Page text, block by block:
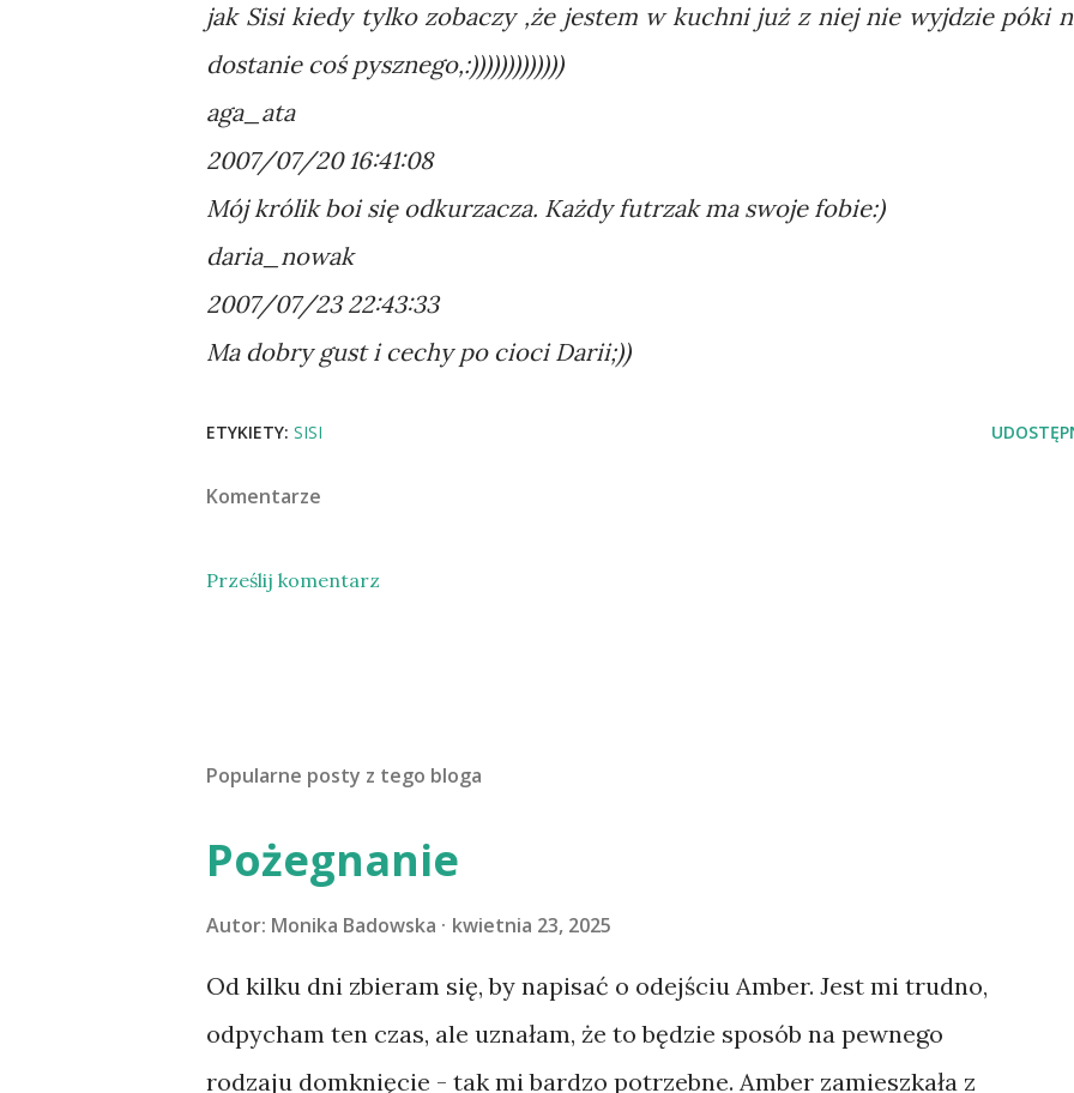
jak Sisi kiedy tylko zobaczy ,że jestem w kuchni już z niej nie wyjdzie póki
dostanie coś pysznego,:)))))))))))))
aga_ata
2007/07/20 16:41:08
Mój królik boi się odkurzacza. Każdy futrzak ma swoje fobie:)
daria_nowak
2007/07/23 22:43:33
Ma dobry gust i cechy po cioci Darii;))
ETYKIETY: SISI
Komentarze
Prześlij komentarz
Popularne posty z tego bloga
Pożegnanie
Autor: Monika Badowska kwietnia 23, 2025
Od kilku dni zbieram się, by napisać o odejściu Amber. Jest mi trudno,
odpycham ten czas, ale uznałam, że to będzie sposób na pewnego
rodzaju domknięcie - tak mi bardzo potrzebne. Amber zamieszkała z